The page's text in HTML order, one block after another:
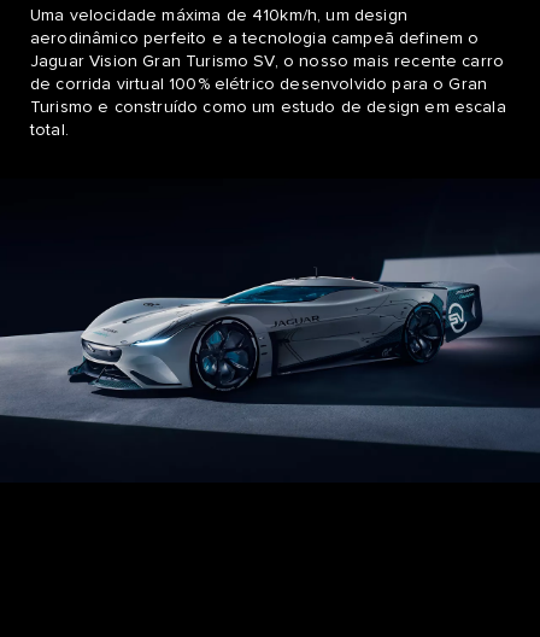
Uma velocidade máxima de 410km/h, um design
aerodinâmico perfeito e a tecnologia campeã definem o
Jaguar Vision Gran Turismo SV, o nosso mais recente carro
de corrida virtual 100% elétrico desenvolvido para o Gran
Turismo e construído como um estudo de design em escala
total.